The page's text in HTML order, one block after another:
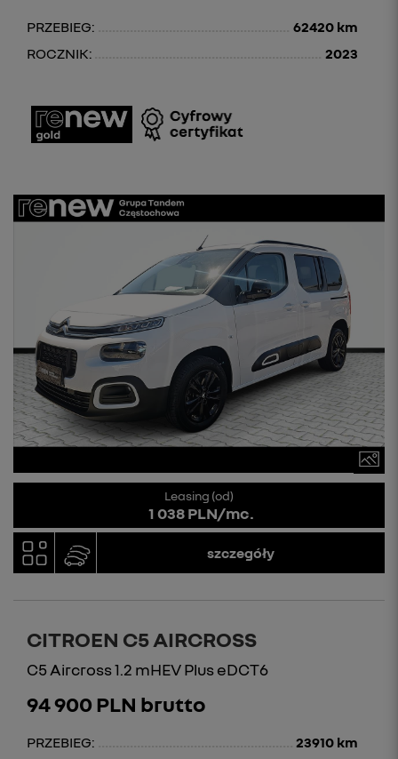
PRZEBIEG:
62420 km
ROCZNIK:
2023
Leasing (od)
1 038 PLN/mc.
szczegóły
CITROEN C5 AIRCROSS
C5 Aircross 1.2 mHEV Plus eDCT6
94 900 PLN brutto
PRZEBIEG:
23910 km